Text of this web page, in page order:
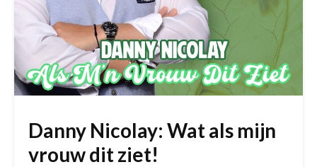
Danny Nicolay: Wat als mijn
vrouw dit ziet!